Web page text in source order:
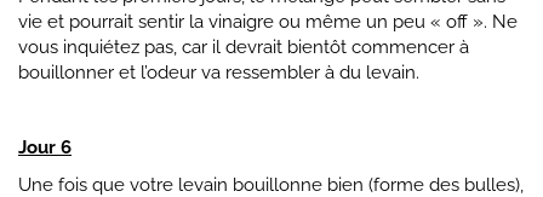
vie et pourrait sentir la vinaigre ou même un peu « off ». Ne
vous inquiétez pas, car il devrait bientôt commencer à
bouillonner et l’odeur va ressembler à du levain.
Jour 6
Une fois que votre levain bouillonne bien (forme des bulles),